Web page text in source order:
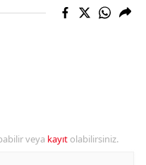
veya kayıt olabilirsiniz.